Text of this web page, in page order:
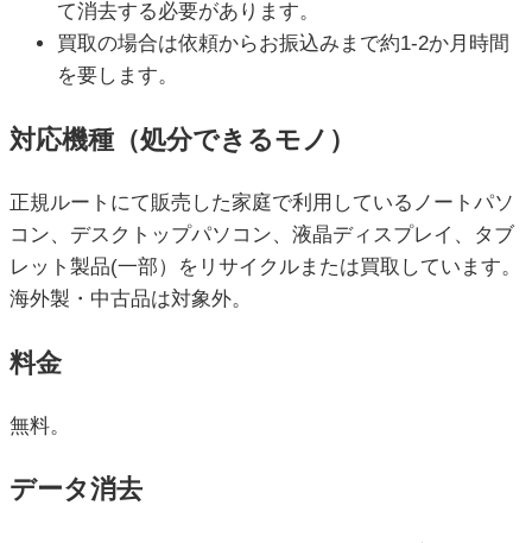
て消去する必要があります。
買取の場合は依頼からお振込みまで約1-2か月時間
を要します。
対応機種（処分できるモノ）
正規ルートにて販売した家庭で利用しているノートパソ
コン、デスクトップパソコン、液晶ディスプレイ、タブ
レット製品(一部）をリサイクルまたは買取しています。
海外製・中古品は対象外。
料金
無料。
データ消去